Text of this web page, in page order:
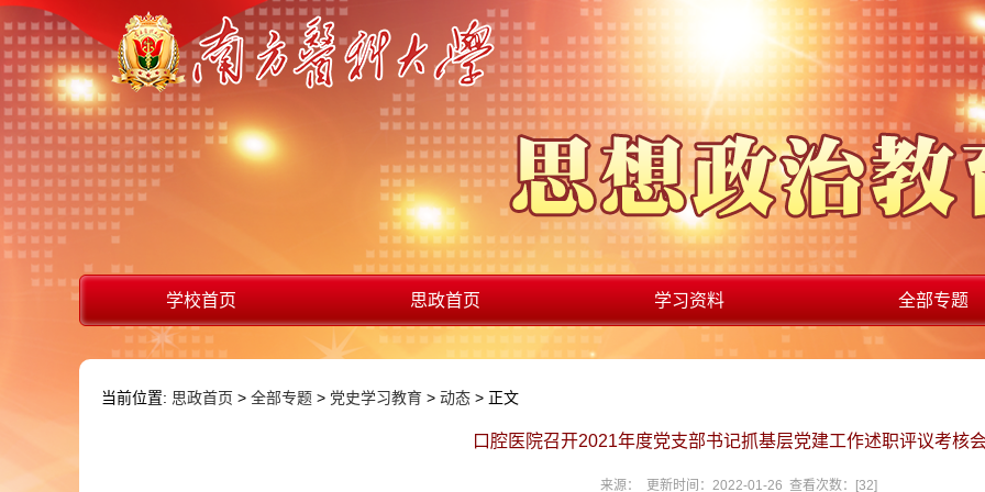
学校首页 思政首页 学习资料 全部专题
当前位置: 思政首页 > 全部专题 > 党史学习教育 > 动态 > 正文
口腔医院召开2021年度党支部书记抓基层党建工作述职评议考核
来源： 更新时间：2022-01-26 查看次数：[32]